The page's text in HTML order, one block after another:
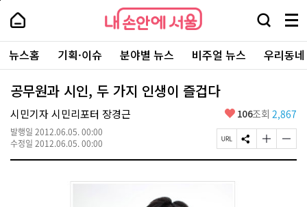
본
로
가
내
손
안
에
서
울
-
서
울
시
대
표
소
내
손
에
울
검
창
열
기
메
뉴
전
체
보
주
요
서
뉴스홈 기획·이슈 분야별 뉴스 비주얼 뉴스 우리동
공무원과 시인, 두 가지 인생이 즐겁다
시민기자 시민리포터 장경근
발행일 2012.06.05. 00:00
수정일 2012.06.05. 00:00
좋
요
106조회 2,867
페
이
U
S
N
글
자
글
자
페
상
단
로